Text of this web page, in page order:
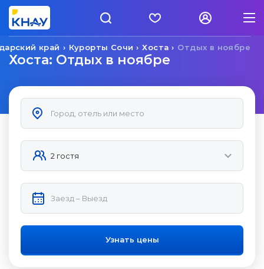
Отдых в ноябре
Хоста
Курорты Сочи
край
Хоста: Отдых в ноябре
Узнать цены